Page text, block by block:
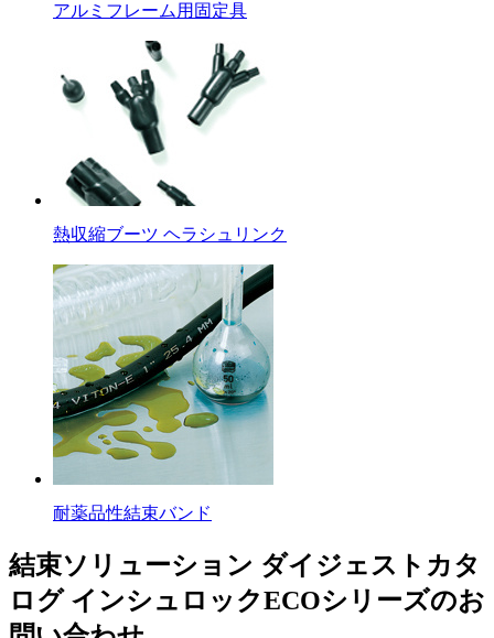
アルミフレーム用固定具
熱収縮ブーツ ヘラシュリンク
耐薬品性結束バンド
結束ソリューション ダイジェストカタ
ログ インシュロックECOシリーズのお